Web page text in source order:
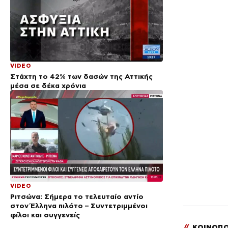
VIDEO
Στάχτη το 42% των δασών της Αττικής
μέσα σε δέκα χρόνια
VIDEO
Ριτσώνα: Σήμερα το τελευταίο αντίο
στον Έλληνα πιλότο – Συντετριμμένοι
φίλοι και συγγενείς